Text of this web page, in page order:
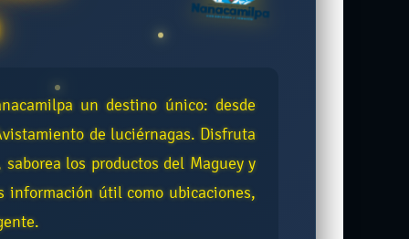
un destino único: desde
de luciérnagas. Disfruta
los productos del Maguey y
información útil como ubicaciones,